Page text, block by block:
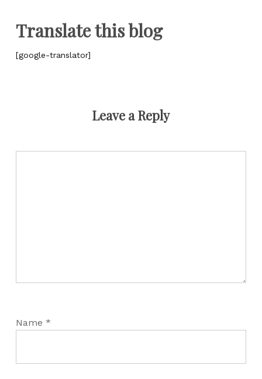
Translate this blog
[google-translator]
Leave a Reply
Name *